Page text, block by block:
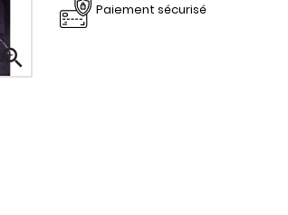

Paiement sécurisé